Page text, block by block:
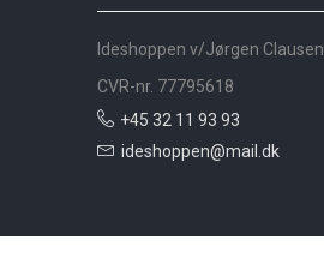
Ideshoppen v/Jørgen Clausen
CVR-nr. 77795618
+45 32 11 93 93
ideshoppen@mail.dk